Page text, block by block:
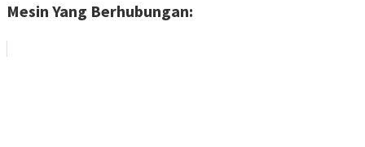
Mesin Yang Berhubungan: